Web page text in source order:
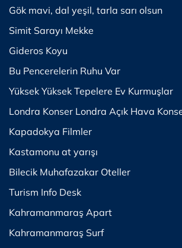
Gök mavi, dal yeşil, tarla sarı olsun
Simit Sarayı Mekke
Gideros Koyu
Bu Pencerelerin Ruhu Var
Yüksek Yüksek Tepelere Ev Kurmuşlar
Londra Konser Londra Açık Hava
Kapadokya Filmler
Kastamonu at yarışı
Bilecik Muhafazakar Oteller
Turism Info Desk
Kahramanmaraş Apart
Kahramanmaraş Surf